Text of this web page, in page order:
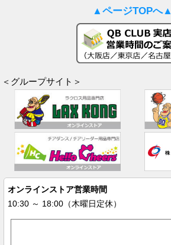
▲ページTOPへ▲
＜グループサイト＞
オンラインストア営業時間
10:30 ～ 18:00（木曜日定休）